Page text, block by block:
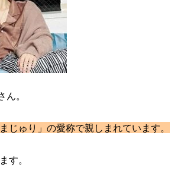
。
じゅり」の愛称で親しまれています。
す。